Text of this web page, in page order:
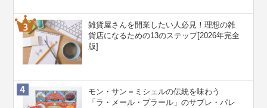
雑貨屋さんを開業したい人必見！理想の雑
貨店になるための13のステップ[2026年完全
版]
モン・サン＝ミシェルの伝統を味わう
「ラ・メール・プラール」のサブレ・パレ